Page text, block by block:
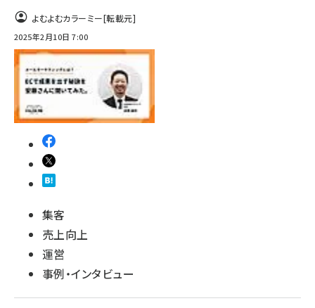
よむよむカラーミー[転載元]
2025年2月10日 7:00
集客
売上向上
運営
事例・インタビュー